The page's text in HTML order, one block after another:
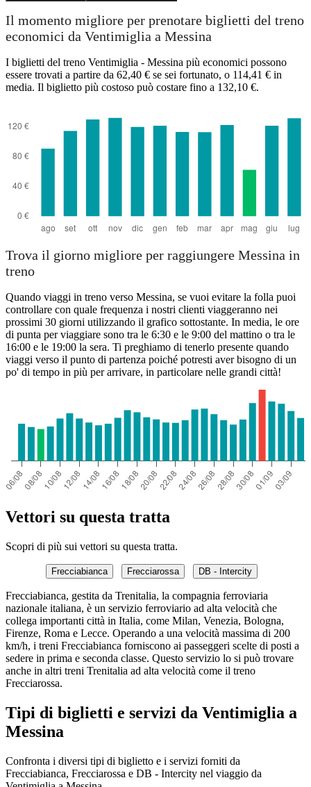
Il momento migliore per prenotare biglietti del treno
economici da Ventimiglia a Messina
I biglietti del treno Ventimiglia - Messina più economici possono
essere trovati a partire da 62,40 € se sei fortunato, o 114,41 € in
media. Il biglietto più costoso può costare fino a 132,10 €.
Trova il giorno migliore per raggiungere Messina in
treno
Quando viaggi in treno verso Messina, se vuoi evitare la folla puoi
controllare con quale frequenza i nostri clienti viaggeranno nei
prossimi 30 giorni utilizzando il grafico sottostante. In media, le ore
di punta per viaggiare sono tra le 6:30 e le 9:00 del mattino o tra le
16:00 e le 19:00 la sera. Ti preghiamo di tenerlo presente quando
viaggi verso il punto di partenza poiché potresti aver bisogno di un
po' di tempo in più per arrivare, in particolare nelle grandi città!
Vettori su questa tratta
Scopri di più sui vettori su questa tratta.
Frecciabianca Frecciarossa DB - Intercity
Frecciabianca, gestita da Trenitalia, la compagnia ferroviaria
nazionale italiana, è un servizio ferroviario ad alta velocità che
collega importanti città in Italia, come Milan, Venezia, Bologna,
Firenze, Roma e Lecce. Operando a una velocità massima di 200
km/h, i treni Frecciabianca forniscono ai passeggeri scelte di posti a
sedere in prima e seconda classe. Questo servizio lo si può trovare
anche in altri treni Trenitalia ad alta velocità come il treno
Frecciarossa.
Tipi di biglietti e servizi da Ventimiglia a
Messina
Confronta i diversi tipi di biglietto e i servizi forniti da
Frecciabianca, Frecciarossa e DB - Intercity nel viaggio da